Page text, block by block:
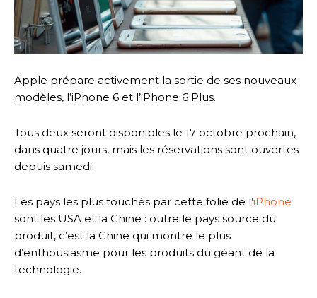
Apple prépare activement la sortie de ses nouveaux
modèles, l’iPhone 6 et l’iPhone 6 Plus.
Tous deux seront disponibles le 17 octobre prochain,
dans quatre jours, mais les réservations sont ouvertes
depuis samedi.
Les pays les plus touchés par cette folie de l’iPhone
sont les USA et la Chine : outre le pays source du
produit, c’est la Chine qui montre le plus
d’enthousiasme pour les produits du géant de la
technologie.